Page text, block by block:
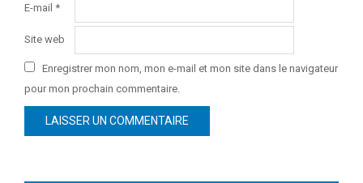
E-mail *
Site web
Enregistrer mon nom, mon e-mail et mon site dans le navigateur
pour mon prochain commentaire.